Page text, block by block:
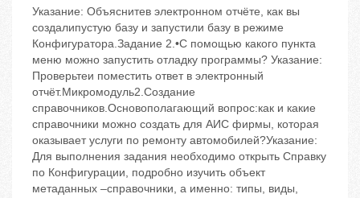
Указание: Объяснитев электронном отчёте, как вы
создалипустую базу и запустили базу в режиме
Конфигуратора.Задание 2.•С помощью какого пункта
меню можно запустить отладку программы? Указание:
Проверьтеи поместить ответ в электронный
отчёт.Микромодуль2.Создание
справочников.Основополагающий вопрос:как и какие
справочники можно создать для АИС фирмы, которая
оказывает услуги по ремонту автомобилей?Указание:
Для выполнения задания необходимо открыть Справку
по Конфигурации, подробно изучить объект
метаданных –справочники, а именно: типы, виды,